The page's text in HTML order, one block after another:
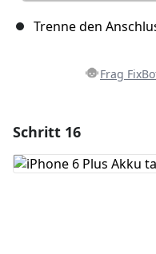
Trenne den
Frag
Kommentar
Schritt 16